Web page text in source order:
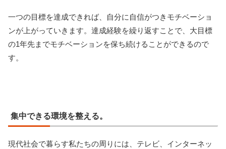
一つの目標を達成できれば、自分に自信がつきモチベーショ
ンが上がっていきます。達成経験を繰り返すことで、大目標
の1年先までモチベーションを保ち続けることができるので
す。
集中できる環境を整える。
現代社会で暮らす私たちの周りには、テレビ、インターネッ